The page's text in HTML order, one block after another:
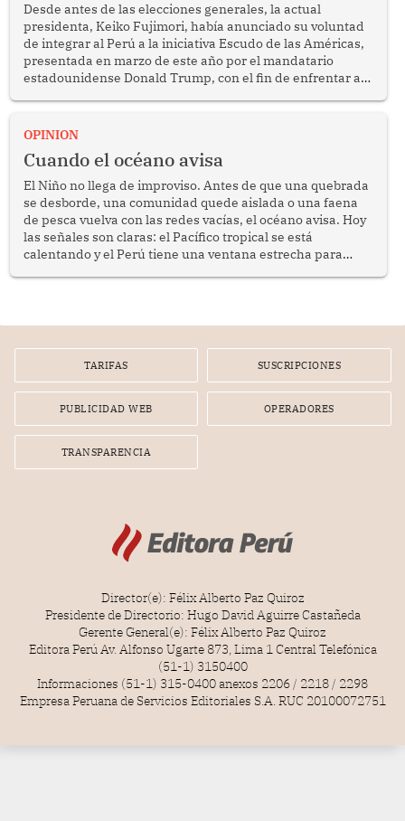
Desde antes de las elecciones generales, la actual
presidenta, Keiko Fujimori, había anunciado su voluntad
de integrar al Perú a la iniciativa Escudo de las Américas,
presentada en marzo de este año por el mandatario
estadounidense Donald Trump, con el fin de enfrentar al
OPINION
Cuando el océano avisa
El Niño no llega de improviso. Antes de que una quebrada
se desborde, una comunidad quede aislada o una faena
de pesca vuelva con las redes vacías, el océano avisa. Hoy
las señales son claras: el Pacífico tropical se está
calentando y el Perú tiene una ventana estrecha para
TARIFAS SUSCRIPCIONES
PUBLICIDAD WEB OPERADORES
TRANSPARENCIA
Director(e): Félix Alberto Paz Quiroz
Presidente de Directorio: Hugo David Aguirre Castañeda
Gerente General(e): Félix Alberto Paz Quiroz
Editora Perú Av. Alfonso Ugarte 873, Lima 1 Central Telefónica
(51-1) 3150400
Informaciones (51-1) 315-0400 anexos 2206 / 2218 / 2298
Empresa Peruana de Servicios Editoriales S.A. RUC 20100072751